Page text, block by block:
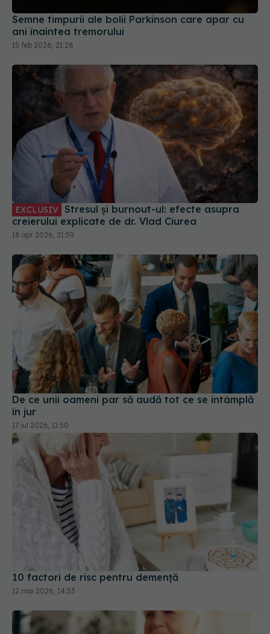
Semne timpurii ale bolii Parkinson care apar cu
ani înaintea tremorului
15 feb 2026, 21:28
EXCLUSIV
creierului explicate de dr. Vlad Ciurea
18 apr 2026, 21:59
De ce unii oameni par să audă tot ce se întâmplă
în jur
17 iul 2026, 11:50
10 factori de risc pentru demență
12 mai 2026, 14:53